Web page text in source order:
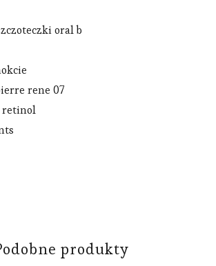
oral b
rene 07
retinol
produkty